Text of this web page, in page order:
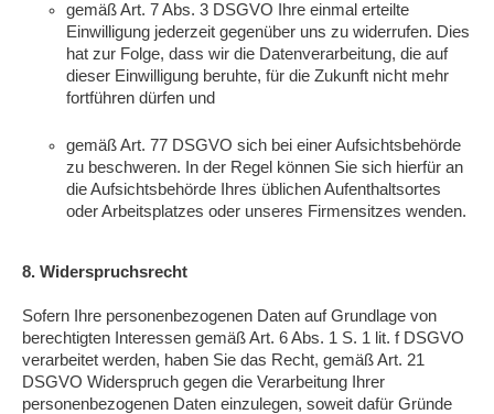
gemäß Art. 7 Abs. 3 DSGVO Ihre einmal erteilte
Einwilligung jederzeit gegenüber uns zu widerrufen. Dies
hat zur Folge, dass wir die Datenverarbeitung, die auf
dieser Einwilligung beruhte, für die Zukunft nicht mehr
fortführen dürfen und
gemäß Art. 77 DSGVO sich bei einer Aufsichtsbehörde
zu beschweren. In der Regel können Sie sich hierfür an
die Aufsichtsbehörde Ihres üblichen Aufenthaltsortes
oder Arbeitsplatzes oder unseres Firmensitzes wenden.
8. Widerspruchsrecht
Sofern Ihre personenbezogenen Daten auf Grundlage von
berechtigten Interessen gemäß Art. 6 Abs. 1 S. 1 lit. f DSGVO
verarbeitet werden, haben Sie das Recht, gemäß Art. 21
DSGVO Widerspruch gegen die Verarbeitung Ihrer
personenbezogenen Daten einzulegen, soweit dafür Gründe